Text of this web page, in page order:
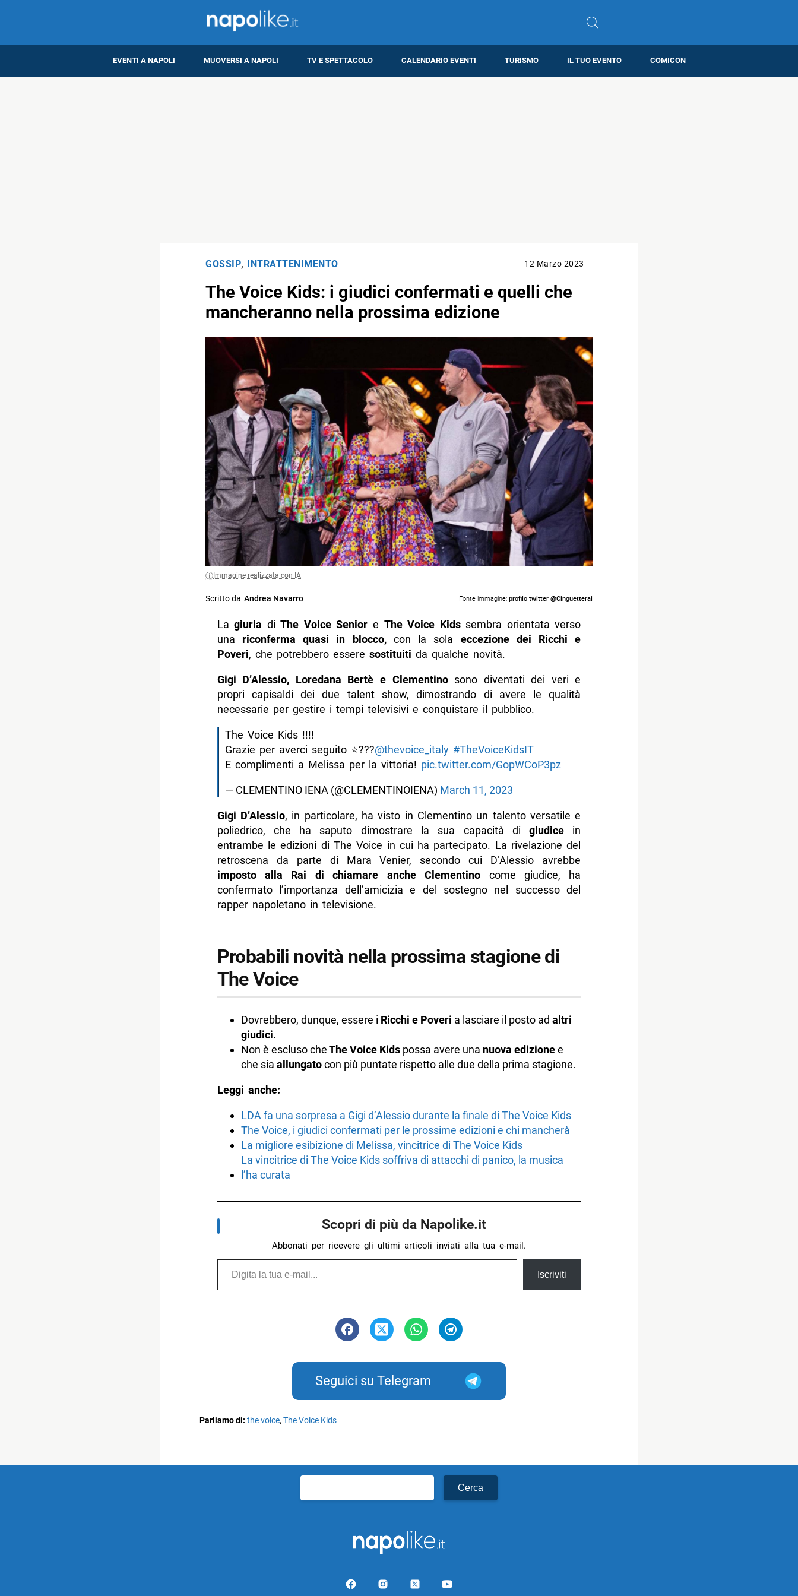
EVENTI A NAPOLI MUOVERSI A NAPOLI TV E SPETTACOLO CALENDARIO EVENTI TURISMO IL TUO EVENTO COMICON
GOSSIP, INTRATTENIMENTO 12 Marzo 2023
The Voice Kids: i giudici confermati e quelli che
mancheranno nella prossima edizione
Immagine realizzata con IA
Scritto da Andrea Navarro Fonte immagine: profilo twitter @Cinguetterai
Lagiuria diThe Voice Seniore The Voice Kidssembra orientata verso
una riconferma quasi in blocco, con la sola eccezione dei Ricchi e
Poveri, che potrebbero essere sostituiti da qualche novità.
Gigi D’Alessio, Loredana Bertè e Clementino sono diventati dei veri e
propri capisaldi dei due talent show, dimostrando di avere le qualità
necessarie per gestire i tempi televisivi e conquistare il pubblico.
The Voice Kids !!!!
Grazie per averci seguito ⭐️???@thevoice_italy #TheVoiceKidsIT
E complimenti a Melissa per la vittoria! pic.twitter.com/GopWCoP3pz
— CLEMENTINO IENA (@CLEMENTINOIENA) March 11, 2023
Gigi D’Alessio, in particolare, ha visto in Clementino un talento versatile e
poliedrico, che ha saputo dimostrare la sua capacità digiudice in
entrambe le edizioni di The Voice in cui ha partecipato. La rivelazione del
retroscena da parte di Mara Venier, secondo cui D’Alessio avrebbe
imposto alla Rai di chiamare anche Clementino come giudice, ha
confermato l’importanza dell’amicizia e del sostegno nel successo del
rapper napoletano in televisione.
Probabili novità nella prossima stagione di
The Voice
Dovrebbero, dunque, essere i Ricchi e Poveri a lasciare il posto ad altri
giudici.
Non è escluso cheThe Voice Kids possa avere una nuova edizionee
che sia allungatocon più puntate rispetto alle due della prima stagione.
Leggi anche:
LDA fa una sorpresa a Gigi d’Alessio durante la finale di The Voice Kids
The Voice, i giudici confermati per le prossime edizioni e chi mancherà
La migliore esibizione di Melissa, vincitrice di The Voice Kids
La vincitrice di The Voice Kids soffriva di attacchi di panico, la musica
l’ha curata
Scopri di più da Napolike.it
Abbonati per ricevere gli ultimi articoli inviati alla tua e-mail.
Digita la tua e-mail...
Iscriviti
Seguici su Telegram
Parliamo di: the voice,The Voice Kids
per: